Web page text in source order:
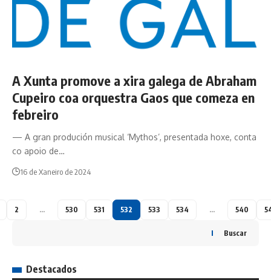
A Xunta promove a xira galega de Abraham
Cupeiro coa orquestra Gaos que comeza en
febreiro
— A gran produción musical ‘Mythos’, presentada hoxe, conta
co apoio de…
16 de Xaneiro de 2024
2 … 530 531 532 533 534 … 540
Buscar
Destacados